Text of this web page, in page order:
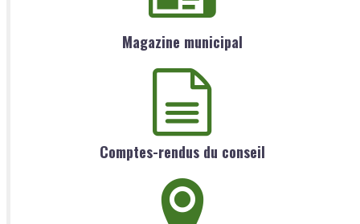
Magazine municipal
Comptes-rendus du conseil